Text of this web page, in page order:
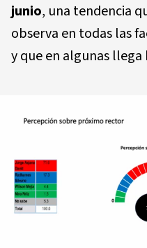
junio, una tendencia
observa en todas las
y que en algunas llega